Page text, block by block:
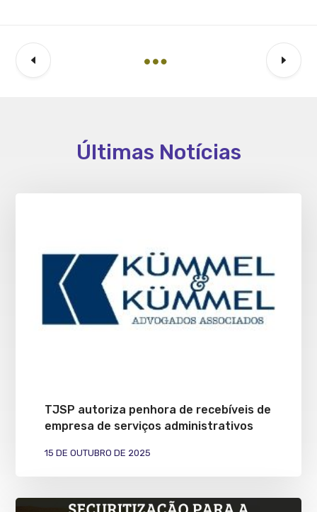
Últimas Notícias
TJSP autoriza penhora de recebíveis de
empresa de serviços administrativos
15 DE OUTUBRO DE 2025